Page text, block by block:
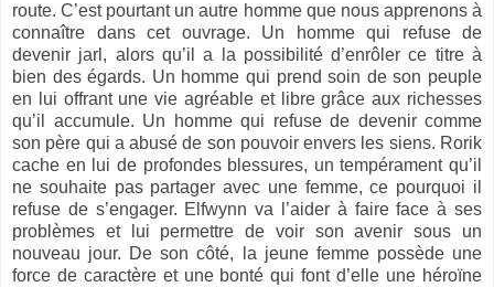
route. C’est pourtant un autre homme que nous apprenons à
connaître dans cet ouvrage. Un homme qui refuse de
devenir jarl, alors qu’il a la possibilité d’enrôler ce titre à
bien des égards. Un homme qui prend soin de son peuple
en lui offrant une vie agréable et libre grâce aux richesses
qu’il accumule. Un homme qui refuse de devenir comme
son père qui a abusé de son pouvoir envers les siens. Rorik
cache en lui de profondes blessures, un tempérament qu’il
ne souhaite pas partager avec une femme, ce pourquoi il
refuse de s’engager. Elfwynn va l’aider à faire face à ses
problèmes et lui permettre de voir son avenir sous un
nouveau jour. De son côté, la jeune femme possède une
force de caractère et une bonté qui font d’elle une héroïne